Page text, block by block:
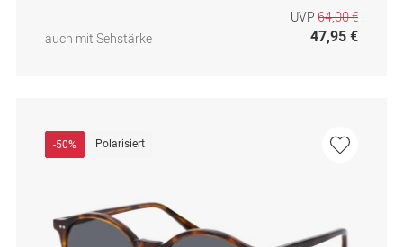
auch mit Sehstärke
UVP 64,00 €
47,95 €
-50% Polarisiert